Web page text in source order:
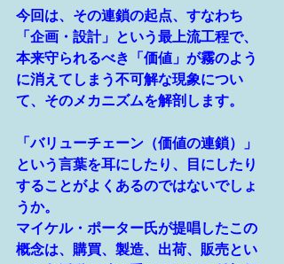
今回は、その連鎖の起点、すなわち
「企画・設計」という最上流工程で、
本来守られるべき「価値」が霧のよう
に消えてしまう不可解な現象につい
て、そのメカニズムを解剖します。
「バリューチェーン（価値の連鎖）」
という言葉を耳にしたり、目にしたり
することがよくあるのではないでしょ
うか。
マイケル・ポーター氏が提唱したこの
概念は、購買、製造、出荷、販売とい